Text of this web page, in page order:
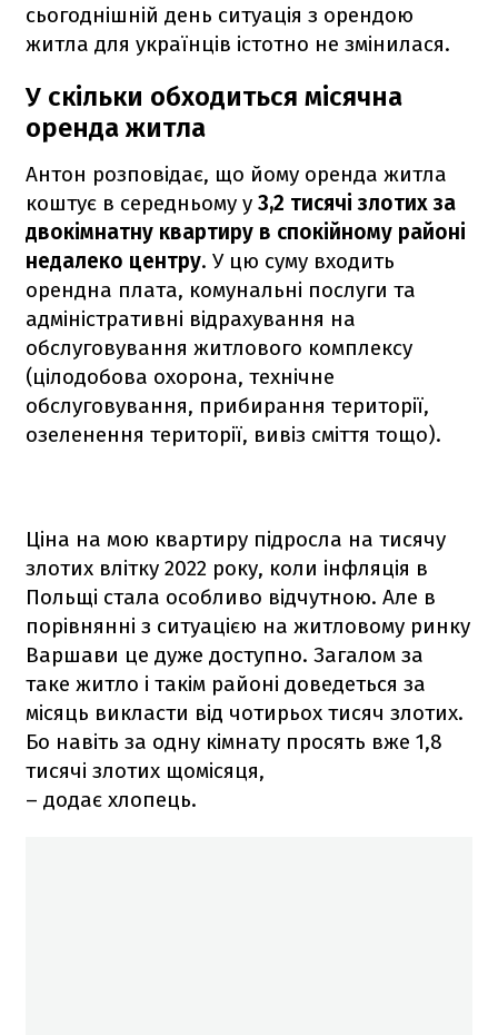
сьогоднішній день ситуація з орендою
житла для українців істотно не змінилася.
У скільки обходиться місячна
оренда житла
Антон розповідає, що йому оренда житла
коштує в середньому у 3,2 тисячі злотих за
двокімнатну квартиру в спокійному районі
недалеко центру. У цю суму входить
орендна плата, комунальні послуги та
адміністративні відрахування на
обслуговування житлового комплексу
(цілодобова охорона, технічне
обслуговування, прибирання території,
озеленення території, вивіз сміття тощо).
Ціна на мою квартиру підросла на тисячу
злотих влітку 2022 року, коли інфляція в
Польщі стала особливо відчутною. Але в
порівнянні з ситуацією на житловому ринку
Варшави це дуже доступно. Загалом за
таке житло і такім районі доведеться за
місяць викласти від чотирьох тисяч злотих.
Бо навіть за одну кімнату просять вже 1,8
тисячі злотих щомісяця,
– додає хлопець.